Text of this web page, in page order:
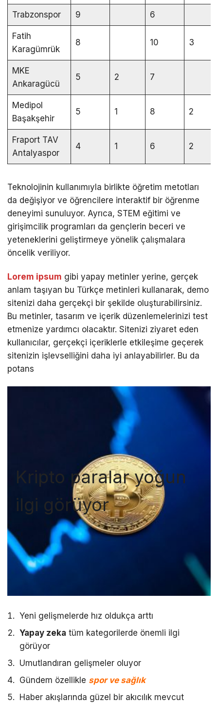
Trabzonspor 9 6
Fatih
Karagümrük
8 10 3
MKE
Ankaragücü
5 2 7
Medipol
Başakşehir
5 1 8 2
Fraport TAV
Antalyaspor
4 1 6 2
Teknolojinin kullanımıyla birlikte öğretim metotları
da değişiyor ve öğrencilere interaktif bir öğrenme
deneyimi sunuluyor. Ayrıca, STEM eğitimi ve
girişimcilik programları da gençlerin beceri ve
yeteneklerini geliştirmeye yönelik çalışmalara
öncelik veriliyor.
Lorem ipsum gibi yapay metinler yerine, gerçek
anlam taşıyan bu Türkçe metinleri kullanarak, demo
sitenizi daha gerçekçi bir şekilde oluşturabilirsiniz.
Bu metinler, tasarım ve içerik düzenlemelerinizi test
etmenize yardımcı olacaktır. Sitenizi ziyaret eden
kullanıcılar, gerçekçi içeriklerle etkileşime geçerek
sitenizin işlevselliğini daha iyi anlayabilirler. Bu da
potans
Kripto paralar yoğun
ilgi görüyor
Yeni gelişmelerde hız oldukça arttı
Yapay zeka tüm kategorilerde önemli ilgi
görüyor
Umutlandıran gelişmeler oluyor
Gündem özellikle spor ve sağlık
Haber akışlarında güzel bir akıcılık mevcut